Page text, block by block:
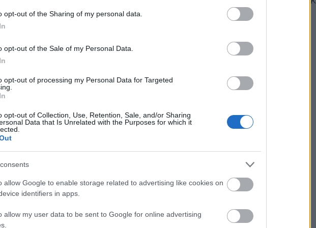
opt-out of the Sharing of my personal data.
opt-out of the Sale of my Personal Data.
opt-out of processing my Personal Data for Targeted
opt-out of Collection, Use, Retention, Sale, and/or Sharing
Data that Is Unrelated with the Purposes for which it
allow Google to enable storage related to advertising like cookies on
identifiers in apps.
allow my user data to be sent to Google for online advertising
trackback címe:
api/trackback/id/17902889
felhasználói tartalomnak minősülnek, értük aszolgáltatás
nem vállal, azokat nem ellenőrzi. Kifogás esetén forduljon a blog
feltételekben
Szerzőink
...nekünk írták
BBP
Demeter Tamás
Fedrid Gábor
Fügedi Ubul
Gergely József
Hunvald György
Kispál Tibor
Marosán Bence
Payns